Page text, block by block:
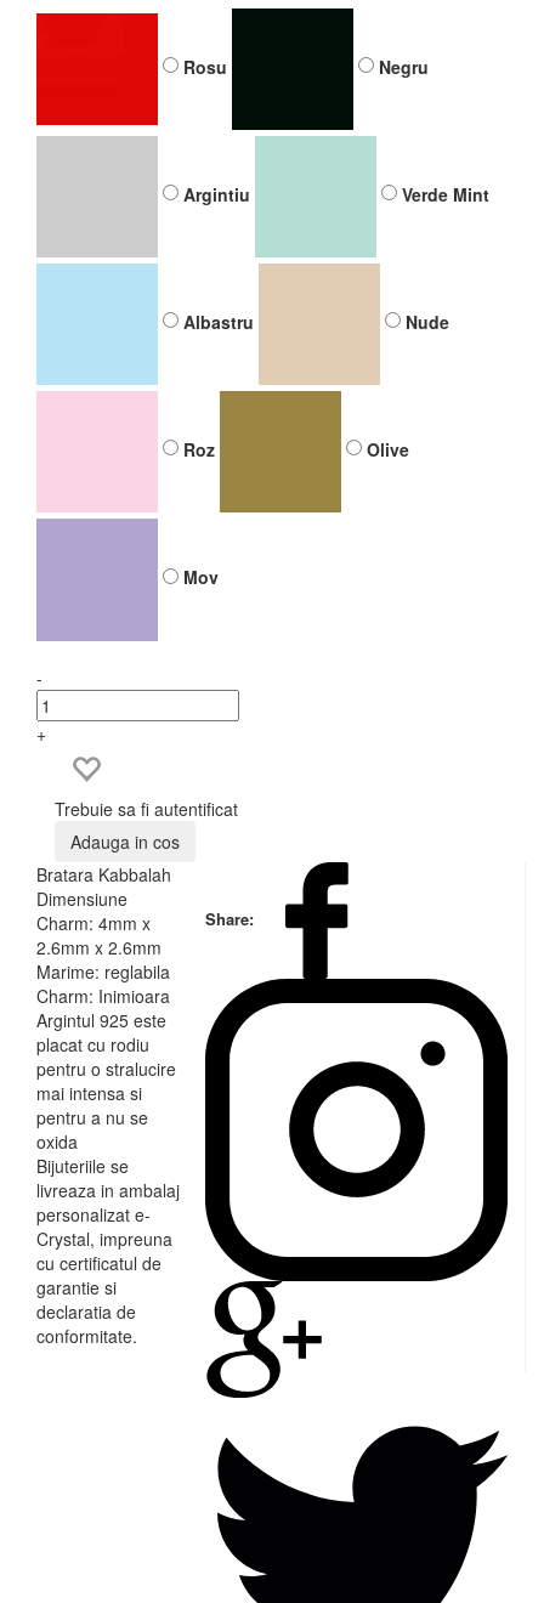
Bead
Rosu Negru Argintiu Verde Mint Albastru
Rosu Negru
Argintiu Verde Mint
Albastru Nude
Roz Olive
Mov
-
+
Trebuie sa fi autentificat
Adauga in cos
Share:
Bratara Kabbalah
Dimensiune
Charm: 4mm x
2.6mm x 2.6mm
Marime: reglabila
Charm: Inimioara
Argintul 925 este
placat cu rodiu
pentru o stralucire
mai intensa si
pentru a nu se
oxida
Bijuteriile se
livreaza in ambalaj
personalizat e-
Crystal, impreuna
cu certificatul de
garantie si
declaratia de
conformitate.